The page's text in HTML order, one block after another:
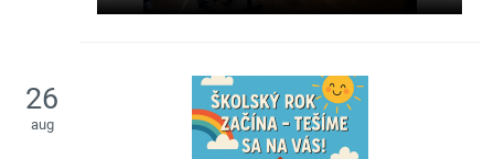
26
aug